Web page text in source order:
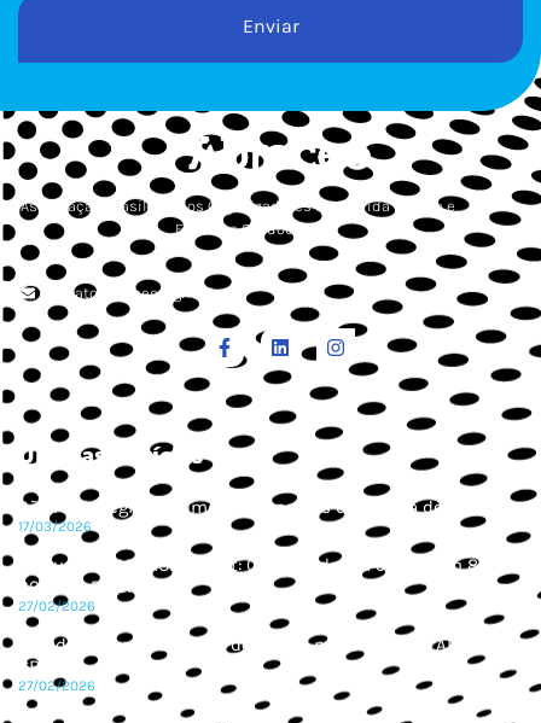
Enviar
Associação Brasileira dos Organizadores de Corrida de Rua e
Esportes Outdoor
contato.abraceo@gmail.com
Últimas Notícias
São Paulo registra aumento de provas de corrida de rua
17/03/2026
4º Summit ABRACEO/CBAt: Corridas de rua cresceram 85% em
2025 no Brasil
27/02/2026
Corrida Segura é tema de destaque no 4º Summit ABRACEO
CBAt
27/02/2026